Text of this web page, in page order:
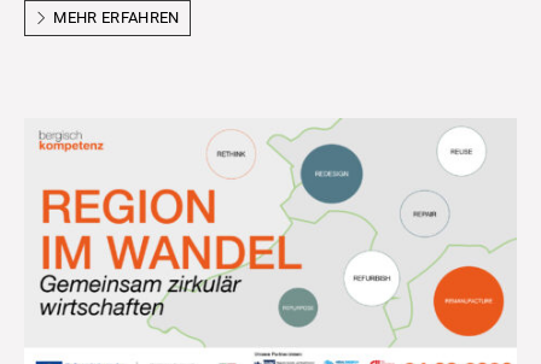
MEHR ERFAHREN